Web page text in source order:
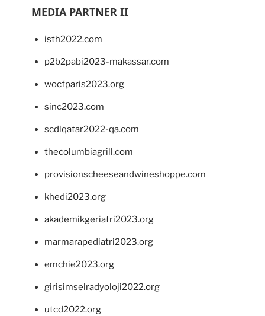
MEDIA PARTNER II
isth2022.com
p2b2pabi2023-makassar.com
wocfparis2023.org
sinc2023.com
scdlqatar2022-qa.com
thecolumbiagrill.com
provisionscheeseandwineshoppe.com
khedi2023.org
akademikgeriatri2023.org
marmarapediatri2023.org
emchie2023.org
girisimselradyoloji2022.org
utcd2022.org